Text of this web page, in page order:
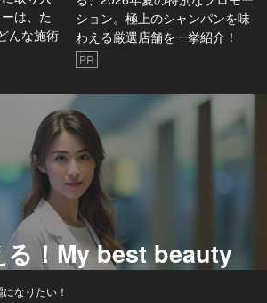
は、た
んな施術
ション。極上のシャンパンを味
わえる厳選店舗を一挙紹介！
PR
る！My best beauty
なりたい！